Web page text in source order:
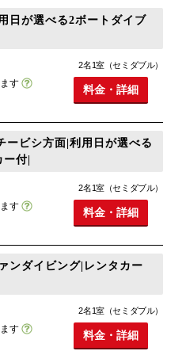
日が選べる2ボートダイブ
す
2名1室（セミダブル）
料金・詳細
ービシ方面|利用日が選べる
ー付|
す
2名1室（セミダブル）
料金・詳細
ンダイビング|レンタカー
す
2名1室（セミダブル）
料金・詳細